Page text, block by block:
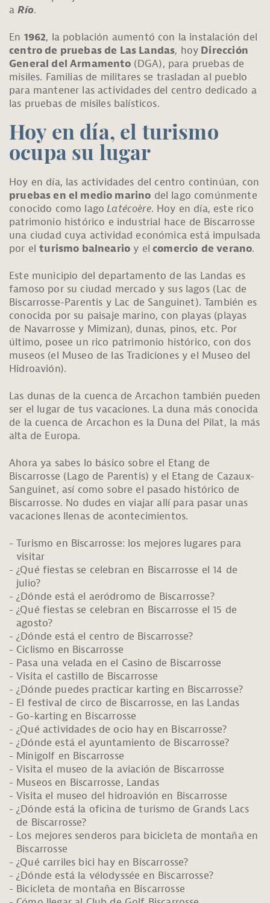
aRío.
En 1962, la población aumentó con la instalación del
centro de pruebas de Las Landas, hoy Dirección
General del Armamento (DGA), para pruebas de
misiles. Familias de militares se trasladan al pueblo
para mantener las actividades del centro dedicado a
las pruebas de misiles balísticos.
Hoy en día, el turismo
ocupa su lugar
Hoy en día, las actividades del centro continúan, con
pruebas en el medio marino del lago comúnmente
conocido como lago Latécoère. Hoy en día, este rico
patrimonio histórico e industrial hace de Biscarrosse
una ciudad cuya actividad económica está impulsada
por elturismo balneario y el comercio de verano.
Este municipio del departamento de las Landas es
famoso por su ciudad mercado y sus lagos (Lac de
Biscarrosse-Parentis y Lac de Sanguinet). También es
conocida por su paisaje marino, con playas (playas
de Navarrosse y Mimizan), dunas, pinos, etc. Por
último, posee un rico patrimonio histórico, con dos
museos (el Museo de las Tradiciones y el Museo del
Hidroavión).
Las dunas de la cuenca de Arcachon también pueden
ser el lugar de tus vacaciones. La duna más conocida
de la cuenca de Arcachon es la Duna del Pilat, la más
alta de Europa.
Ahora ya sabes lo básico sobre el Etang de
Biscarrosse (Lago de Parentis) y el Etang de Cazaux-
Sanguinet, así como sobre el pasado histórico de
Biscarrosse. No dudes en viajar allí para pasar unas
vacaciones llenas de acontecimientos.
Turismo en Biscarrosse: los mejores lugares para
visitar
¿Qué fiestas se celebran en Biscarrosse el 14 de
julio?
¿Dónde está el aeródromo de Biscarrosse?
¿Qué fiestas se celebran en Biscarrosse el 15 de
agosto?
¿Dónde está el centro de Biscarrosse?
Ciclismo en Biscarrosse
Pasa una velada en el Casino de Biscarrosse
Visita el castillo de Biscarrosse
¿Dónde puedes practicar karting en Biscarrosse?
El festival de circo de Biscarrosse, en las Landas
Go-karting en Biscarrosse
¿Qué actividades de ocio hay en Biscarrosse?
¿Dónde está el ayuntamiento de Biscarrosse?
Minigolf en Biscarrosse
Visita el museo de la aviación de Biscarrosse
Museos en Biscarrosse, Landas
Visita el museo del hidroavión en Biscarrosse
¿Dónde está la oficina de turismo de Grands Lacs
de Biscarrosse?
Los mejores senderos para bicicleta de montaña en
Biscarrosse
¿Qué carriles bici hay en Biscarrosse?
¿Dónde está la vélodyssée en Biscarrosse?
Bicicleta de montaña en Biscarrosse